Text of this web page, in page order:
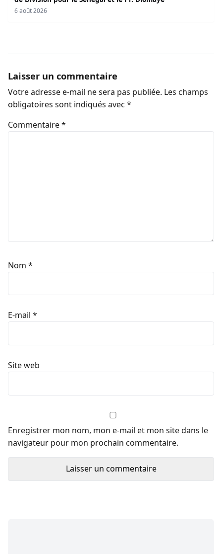
6 août 2026
Laisser un commentaire
Votre adresse e-mail ne sera pas publiée. Les champs
obligatoires sont indiqués avec *
Commentaire*
Nom *
E-mail *
Site web
Enregistrer mon nom, mon e-mail et mon site dans le
navigateur pour mon prochain commentaire.